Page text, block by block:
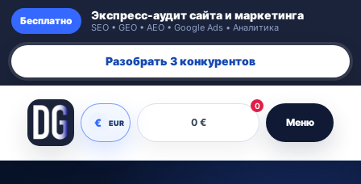
Бесплатно Экспресс-аудит сайта и маркетинга
SEO • GEO • AEO • Google Ads • Аналитика
Разобрать 3 конкурентов
Меню
€ EUR 0 €
0